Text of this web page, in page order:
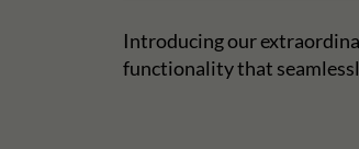
Introducing our
functionality that